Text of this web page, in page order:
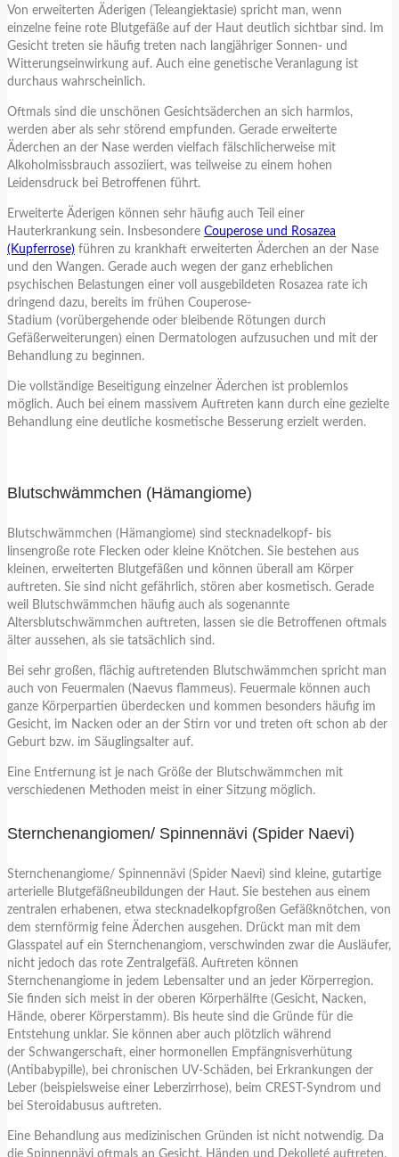
Von erweiterten Äderigen (Teleangiektasie) spricht man, wenn
einzelne feine rote Blutgefäße auf der Haut deutlich sichtbar sind. Im
Gesicht treten sie häufig treten nach langjähriger Sonnen- und
Witterungseinwirkung auf. Auch eine genetische Veranlagung ist
durchaus wahrscheinlich.
Oftmals sind die unschönen Gesichtsäderchen an sich harmlos,
werden aber als sehr störend empfunden. Gerade erweiterte
Äderchen an der Nase werden vielfach fälschlicherweise mit
Alkoholmissbrauch assoziiert, was teilweise zu einem hohen
Leidensdruck bei Betroffenen führt.
Erweiterte Äderigen können sehr häufig auch Teil einer
Hauterkrankung sein. Insbesondere Couperose und Rosazea
(Kupferrose) führen zu krankhaft erweiterten Äderchen an der Nase
und den Wangen. Gerade auch wegen der ganz erheblichen
psychischen Belastungen einer voll ausgebildeten Rosazea rate ich
dringend dazu, bereits im frühen Couperose-
Stadium (vorübergehende oder bleibende Rötungen durch
Gefäßerweiterungen) einen Dermatologen aufzusuchen und mit der
Behandlung zu beginnen.
Die vollständige Beseitigung einzelner Äderchen ist problemlos
möglich. Auch bei einem massivem Auftreten kann durch eine gezielte
Behandlung eine deutliche kosmetische Besserung erzielt werden.
Blutschwämmchen (Hämangiome)
Blutschwämmchen (Hämangiome) sind stecknadelkopf- bis
linsengroße rote Flecken oder kleine Knötchen. Sie bestehen aus
kleinen, erweiterten Blutgefäßen und können überall am Körper
auftreten. Sie sind nicht gefährlich, stören aber kosmetisch. Gerade
weil Blutschwämmchen häufig auch als sogenannte
Altersblutschwämmchen auftreten, lassen sie die Betroffenen oftmals
älter aussehen, als sie tatsächlich sind.
Bei sehr großen, flächig auftretenden Blutschwämmchen spricht man
auch von Feuermalen (Naevus flammeus). Feuermale können auch
ganze Körperpartien überdecken und kommen besonders häufig im
Gesicht, im Nacken oder an der Stirn vor und treten oft schon ab der
Geburt bzw. im Säuglingsalter auf.
Eine Entfernung ist je nach Größe der Blutschwämmchen mit
verschiedenen Methoden meist in einer Sitzung möglich.
Sternchenangiomen/ Spinnennävi (Spider Naevi)
Sternchenangiome/ Spinnennävi (Spider Naevi) sind kleine, gutartige
arterielle Blutgefäßneubildungen der Haut. Sie bestehen aus einem
zentralen erhabenen, etwa stecknadelkopfgroßen Gefäßknötchen, von
dem sternförmig feine Äderchen ausgehen. Drückt man mit dem
Glasspatel auf ein Sternchenangiom, verschwinden zwar die Ausläufer,
nicht jedoch das rote Zentralgefäß. Auftreten können
Sternchenangiome in jedem Lebensalter und an jeder Körperregion.
Sie finden sich meist in der oberen Körperhälfte (Gesicht, Nacken,
Hände, oberer Körperstamm). Bis heute sind die Gründe für die
Entstehung unklar. Sie können aber auch plötzlich während
der Schwangerschaft, einer hormonellen Empfängnisverhütung
(Antibabypille), bei chronischen UV-Schäden, bei Erkrankungen der
Leber (beispielsweise einer Leberzirrhose), beim CREST-Syndrom und
bei Steroidabusus auftreten.
Eine Behandlung aus medizinischen Gründen ist nicht notwendig. Da
die Spinnennävi oftmals an Gesicht, Händen und Dekolleté auftreten,